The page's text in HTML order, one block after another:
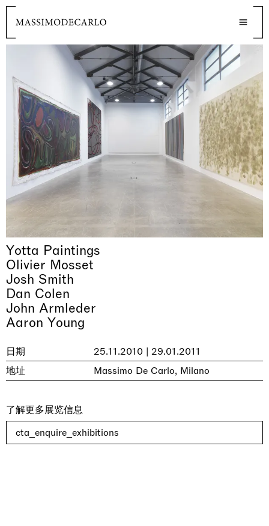
Yotta Paintings
Olivier Mosset
Josh Smith
Dan Colen
John Armleder
Aaron Young
日期
25.11.2010 | 29.01.2011
地址
Massimo De Carlo, Milano
了解更多展览信息
cta_enquire_exhibitions